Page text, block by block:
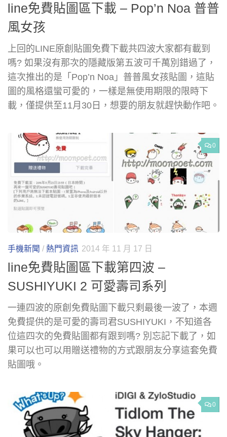
line免費貼圖區下載 – Pop’n Noa 普普
風女孩
上回的LINE原創貼圖免費下載共四波大家都有載到
嗎? 如果沒有那次的隱藏版第五波可千萬別錯過了，
這次推出的是「Pop’n Noa」普普風女孩貼圖，這貼
圖的風格還蠻可愛的，一樣是無使用期限的限時下
載，僅提供至11月30日，想要的朋友就趕快動作吧。
0
手機新聞 / 熱門資訊 2014 年 11 月 17 日
line免費貼圖區下載第四波 –
SUSHIYUKI 2 可愛壽司系列
一連四波的原創免費貼圖下載只剩最後一波了，本週
免費提供的是可愛的壽司君SUSHIYUKI，不知道各
位這四次的免費貼圖都有跟到嗎? 別忘記下載了，如
果可以也可以用贈送禮物的方式跟朋友分享這套免費
貼圖哦。
0